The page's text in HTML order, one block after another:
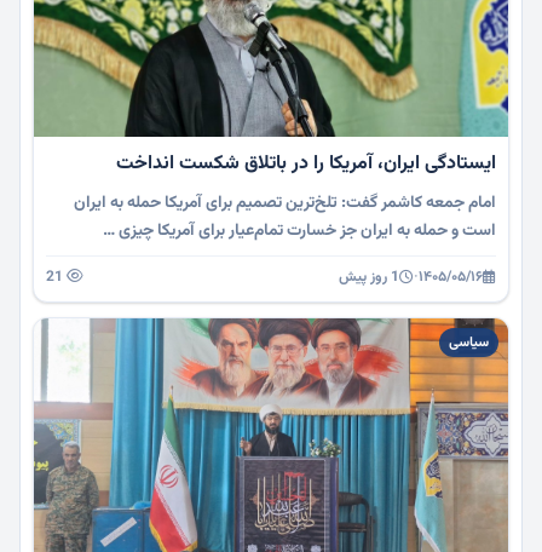
ایستادگی ایران، آمریکا را در باتلاق شکست انداخت
امام جمعه کاشمر گفت: تلخ‌ترین تصمیم برای آمریکا حمله به ایران
است و حمله به ایران جز خسارت تمام‌عیار برای آمریکا چیزی …
۱۴۰۵/۰۵/۱۶· 1 روز پیش
سیاسی